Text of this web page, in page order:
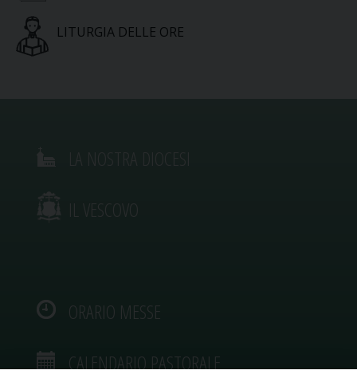
LITURGIA DELLE ORE
IL VESCOVO
ORARIO MESSE
CALENDARIO PASTORALE